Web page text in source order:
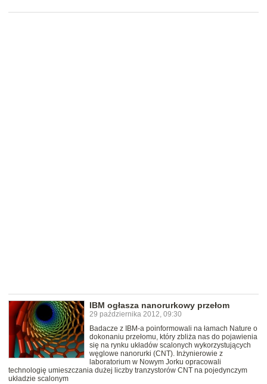
IBM ogłasza nanorurkowy przełom
29 października 2012, 09:30
Badacze z IBM-a poinformowali na łamach Nature o
dokonaniu przełomu, który zbliża nas do pojawienia
się na rynku układów scalonych wykorzystujących
węglowe nanorurki (CNT). Inżynierowie z
laboratorium w Nowym Jorku opracowali
technologię umieszczania dużej liczby tranzystorów CNT na pojedynczym
układzie scalonym